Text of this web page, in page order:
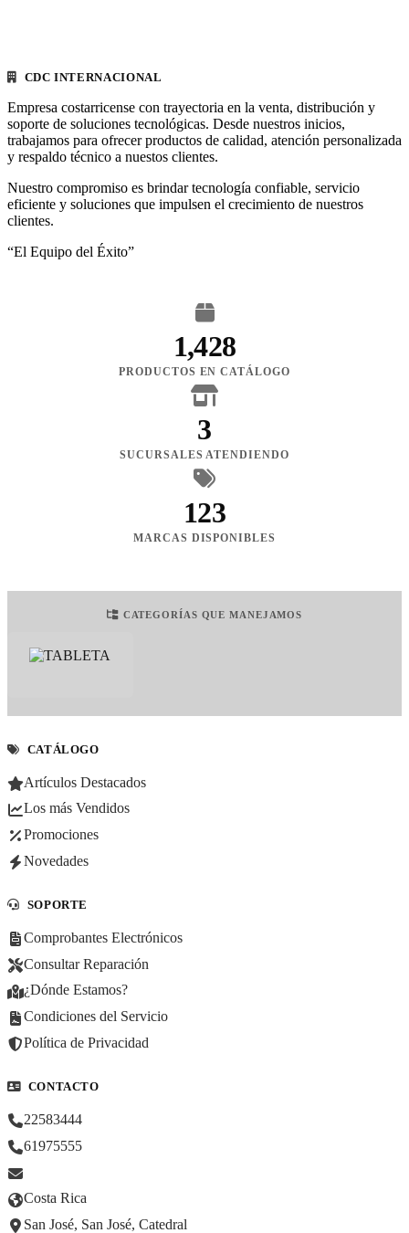
CDC INTERNACIONAL
Empresa costarricense con trayectoria en la venta, distribución y
soporte de soluciones tecnológicas. Desde nuestros inicios,
trabajamos para ofrecer productos de calidad, atención personalizada
y respaldo técnico a nuestos clientes.
Nuestro compromiso es brindar tecnología confiable, servicio
eficiente y soluciones que impulsen el crecimiento de nuestros
clientes.
“El Equipo del Éxito”
1,428
PRODUCTOS EN CATÁLOGO
3
SUCURSALES ATENDIENDO
123
MARCAS DISPONIBLES
CATEGORÍAS QUE MANEJAMOS
CATÁLOGO
Artículos Destacados
Los más Vendidos
Promociones
Novedades
SOPORTE
Comprobantes Electrónicos
Consultar Reparación
¿Dónde Estamos?
Condiciones del Servicio
Política de Privacidad
CONTACTO
22583444
61975555
Costa Rica
San José, San José, Catedral